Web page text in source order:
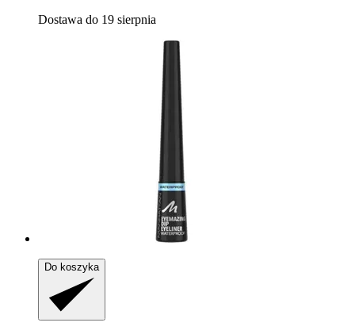
Dostawa do 19 sierpnia
Do koszyka